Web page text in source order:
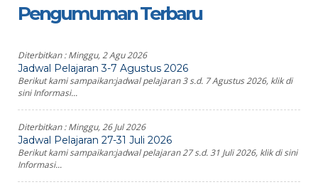
Pengumuman Terbaru
Diterbitkan :Minggu, 2 Agu 2026
Jadwal Pelajaran 3-7 Agustus 2026
Berikut kami sampaikan:jadwal pelajaran 3 s.d. 7 Agustus 2026, klik di
sini Informasi...
Diterbitkan :Minggu, 26 Jul 2026
Jadwal Pelajaran 27-31 Juli 2026
Berikut kami sampaikan:jadwal pelajaran 27 s.d. 31 Juli 2026, klik di sini
Informasi...